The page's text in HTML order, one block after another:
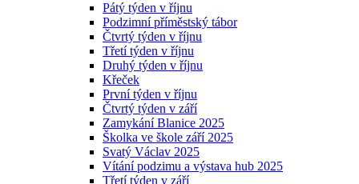
Pátý týden v říjnu
Podzimní příměstský tábor
Čtvrtý týden v říjnu
Třetí týden v říjnu
Druhý týden v říjnu
Křeček
První týden v říjnu
Čtvrtý týden v září
Zamykání Blanice 2025
Školka ve škole září 2025
Svatý Václav 2025
Vítání podzimu a výstava hub 2025
Třetí týden v září